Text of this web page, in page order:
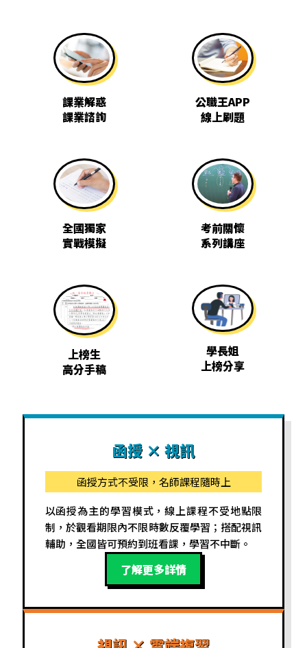
課業解惑
課業諮詢
公職王APP
線上刷題
全國獨家
實戰模擬
考前關懷
系列講座
上榜生
高分手稿
學長姐
上榜分享
函授 × 視訊
函授方式不受限，名師課程隨時上
以函授為主的學習模式，線上課程不受地點限
制，於觀看期限內不限時數反覆學習；搭配視訊
輔助，全國皆可預約到班看課，學習不中斷。
了解更多詳情